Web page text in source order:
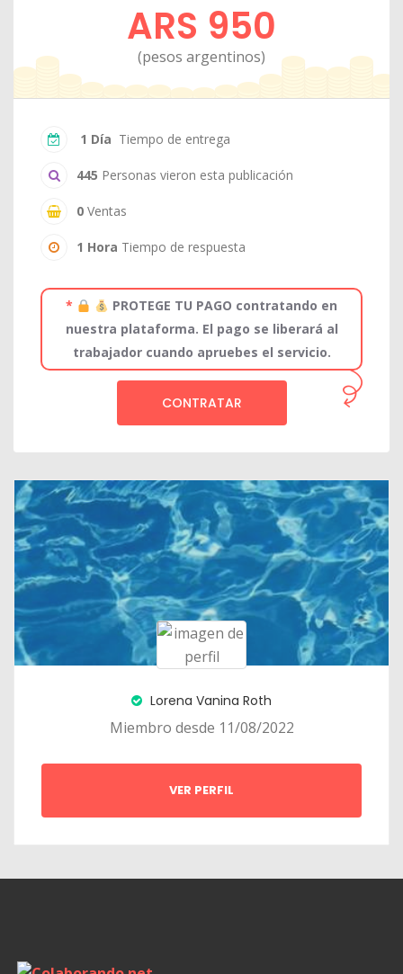
ARS 950
(pesos argentinos)
1 Día Tiempo de entrega
445 Personas vieron esta publicación
0 Ventas
1 Hora Tiempo de respuesta
*
PROTEGE TU PAGO contratando en
nuestra plataforma. El pago se liberará al
trabajador cuando apruebes el servicio.
CONTRATAR
Lorena Vanina Roth
Miembro desde 11/08/2022
VER PERFIL